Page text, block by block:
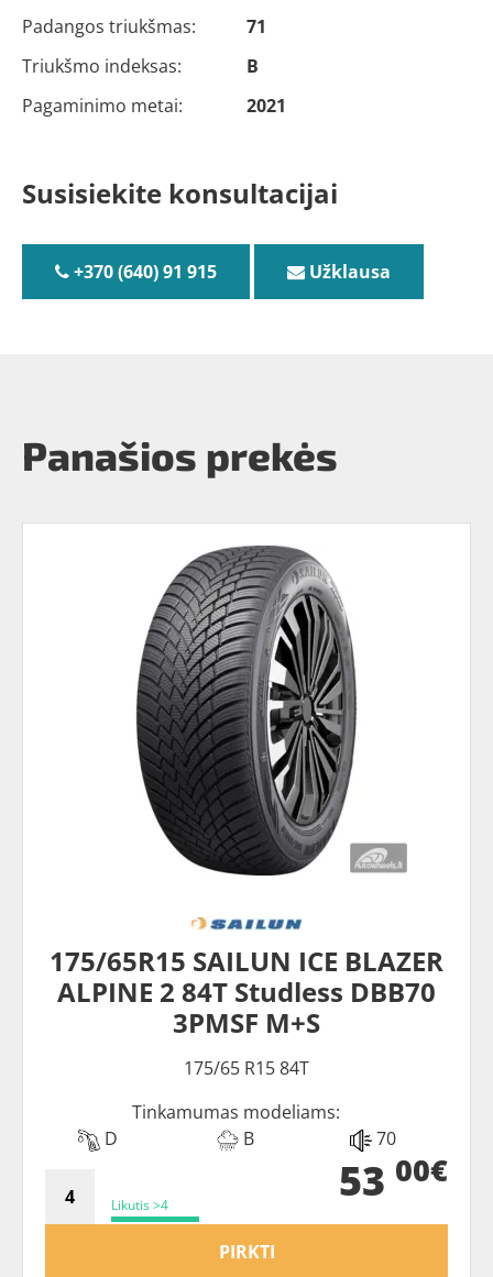
Padangos triukšmas:
71
Triukšmo indeksas:
B
Pagaminimo metai:
2021
Susisiekite konsultacijai
+370 (640) 91 915 Užklausa
Panašios prekės
175/65R15 SAILUN ICE BLAZER
ALPINE 2 84T Studless DBB70
3PMSF M+S
175/65 R15 84T
Tinkamumas modeliams:
D
B 70
Likutis >4 53 00€
PIRKTI